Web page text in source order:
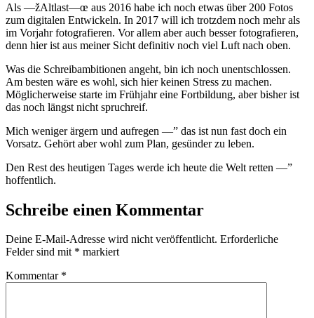
Als —žAltlast—œ aus 2016 habe ich noch etwas über 200 Fotos
zum digitalen Entwickeln. In 2017 will ich trotzdem noch mehr als
im Vorjahr fotografieren. Vor allem aber auch besser fotografieren,
denn hier ist aus meiner Sicht definitiv noch viel Luft nach oben.
Was die Schreibambitionen angeht, bin ich noch unentschlossen.
Am besten wäre es wohl, sich hier keinen Stress zu machen.
Möglicherweise starte im Frühjahr eine Fortbildung, aber bisher ist
das noch längst nicht spruchreif.
Mich weniger ärgern und aufregen —” das ist nun fast doch ein
Vorsatz. Gehört aber wohl zum Plan, gesünder zu leben.
Den Rest des heutigen Tages werde ich heute die Welt retten —”
hoffentlich.
Schreibe einen Kommentar
Deine E-Mail-Adresse wird nicht veröffentlicht. Erforderliche
Felder sind mit * markiert
Kommentar *